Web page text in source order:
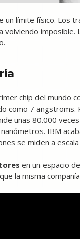
límite físico. Los
chip del mundo
como 7 angstroms.
unas 80.000
IBM
se miden a
en un espacio
la misma